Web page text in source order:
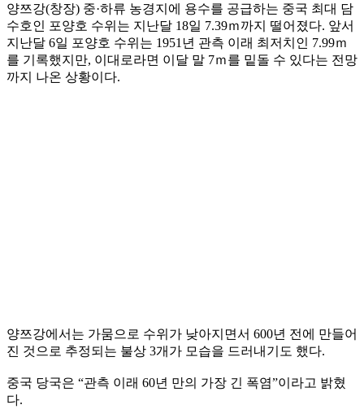
양쯔강(창장) 중·하류 농경지에 용수를 공급하는 중국 최대 담
수호인 포양호 수위는 지난달 18일 7.39ｍ까지 떨어졌다. 앞서
지난달 6일 포양호 수위는 1951년 관측 이래 최저치인 7.99ｍ
를 기록했지만, 이대로라면 이달 말 7ｍ를 밑돌 수 있다는 전망
까지 나온 상황이다.
양쯔강에서는 가뭄으로 수위가 낮아지면서 600년 전에 만들어
진 것으로 추정되는 불상 3개가 모습을 드러내기도 했다.
중국 당국은 “관측 이래 60년 만의 가장 긴 폭염”이라고 밝혔
다.